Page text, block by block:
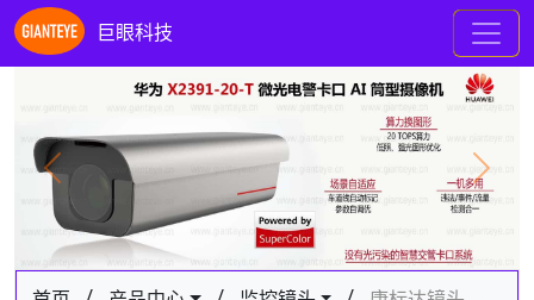
巨眼科技
Previous Next